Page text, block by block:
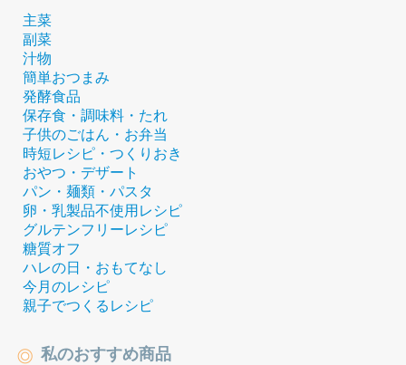
主菜
副菜
汁物
簡単おつまみ
発酵食品
保存食・調味料・たれ
子供のごはん・お弁当
時短レシピ・つくりおき
おやつ・デザート
パン・麺類・パスタ
卵・乳製品不使用レシピ
グルテンフリーレシピ
糖質オフ
ハレの日・おもてなし
今月のレシピ
親子でつくるレシピ
私のおすすめ商品